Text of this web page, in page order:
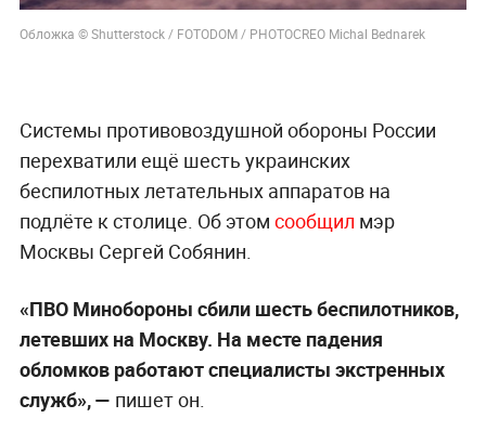
Обложка © Shutterstock / FOTODOM / PHOTOCREO Michal Bednarek
Системы противовоздушной обороны России
перехватили ещё шесть украинских
беспилотных летательных аппаратов на
подлёте к столице. Об этом сообщил мэр
Москвы Сергей Собянин.
«ПВО Минобороны сбили шесть беспилотников,
летевших на Москву. На месте падения
обломков работают специалисты экстренных
служб», — пишет он.